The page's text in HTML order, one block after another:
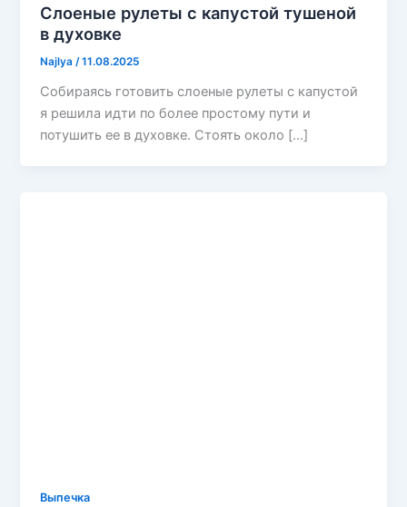
Слоеные рулеты с капустой тушеной
в духовке
Najlya/11.08.2025
Собираясь готовить слоеные рулеты с капустой
я решила идти по более простому пути и
потушить ее в духовке. Стоять около […]
Выпечка